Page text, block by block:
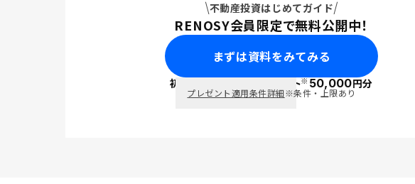
不動産投資はじめてガイド
RENOSY会員限定で無料公開中！
まずは資料をみてみる
初回面談で ポイント※50,000円分
プレゼント適用条件詳細※条件・上限あり